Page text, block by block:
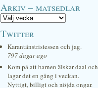
Arkiv – matsedlar
Twitter
Karantänstristessen och jag.
797 dagar ago
Kom på att barnen älskar daal och
lagar det en gång i veckan.
Nyttigt, billigt och nöjda ongar.